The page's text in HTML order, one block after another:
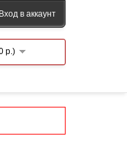
Вход в аккаунт
р.)